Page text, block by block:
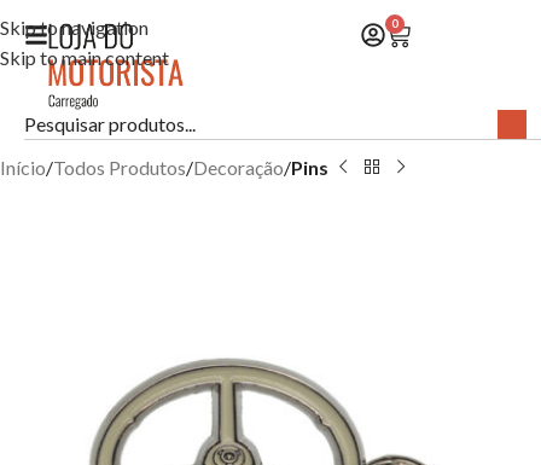
Skip to navigation
Skip to main content
0
Início Todos Produtos Decoração Pins